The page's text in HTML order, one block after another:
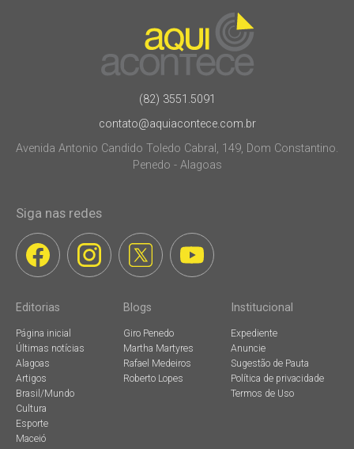
(82) 3551.5091
contato@aquiacontece.com.br
Avenida Antonio Candido Toledo Cabral, 149, Dom Constantino.
Penedo - Alagoas
Siga nas redes
Editorias
Página inicial
Últimas notícias
Alagoas
Artigos
Brasil/Mundo
Cultura
Esporte
Maceió
Blogs
Giro Penedo
Martha Martyres
Rafael Medeiros
Roberto Lopes
Institucional
Expediente
Anuncie
Sugestão de Pauta
Política de privacidade
Termos de Uso